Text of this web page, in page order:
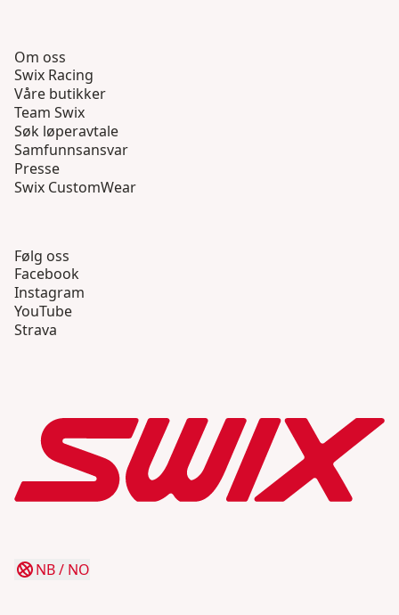
Om oss
Swix Racing
Våre butikker
Team Swix
Søk løperavtale
Samfunnsansvar
Presse
Swix CustomWear
Følg oss
Facebook
Instagram
YouTube
Strava
NB/ NO